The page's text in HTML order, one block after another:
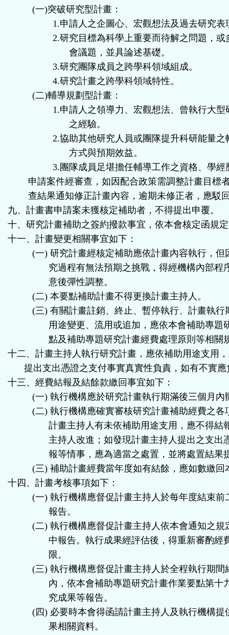
(一)突破研究型計畫：
1.申請人之企圖心、宏觀想法及過去研究表
2.研究目標為科學上重要而待解之問題，或
會議題，並具論述基礎。
3.研究團隊成員之跨學科領域組成。
4.研究計畫之跨學科領域特性。
(二)輔導規劃型計畫：
1.申請人之領導力、宏觀想法、曾執行大型
之經驗。
2.協助其他研究人員或團隊提升科研能量之
方式與預期效益。
3. 團隊成員足堪擔任輔導工作之資格、學經
申請案件經審查，如因配合政策需調整計畫目標
查結果通知修正計畫內容，逾期未修正者，應駁
九、計畫書申請案未獲核定補助者，不得提出申覆。
十、研究計畫補助之簽約撥款事宜，依本會核定函規
十一、計畫變更相關事宜如下：
(一) 研究計畫經核定補助應依計畫內容執行，但
究過程有無法預期之挑戰，得經機構內部程
意後彈性調整。
(二) 本要點補助計畫不得更換計畫主持人。
(三) 有關計畫註銷、終止、暫停執行、計畫執行
用途變更、流用或追加，應依本會補助專題
點及補助專題研究計畫經費處理原則等相關
十二、計畫主持人執行研究計畫，應依補助用途支用
提出支出憑證之支付事實真實性負責，如有不實
十三、經費結報及結餘款繳回事宜如下：
(一) 執行機構應於研究計畫執行期滿後三個月內
(二) 執行機構應確實審核研究計畫補助經費之各
計畫主持人有未依補助用途支用，應不得結
主持人改進；如發現計畫主持人提出之支出
報等情事，應為適當之處置，並將處置結果
(三) 補助計畫經費當年度如有結餘，應如數繳回
十四、計畫考核事項如下：
(一) 執行機構應督促計畫主持人於每年度結束前
報告。
(二) 執行機構應督促計畫主持人依本會通知之規
中報告。執行成果經評估後，得重新審酌經
限。
(三) 執行機構應督促計畫主持人於全程執行期間
內，依本會補助專題研究計畫作業要點第十
究成果等報告。
(四) 必要時本會得函請計畫主持人及執行機構提
果相關資料。